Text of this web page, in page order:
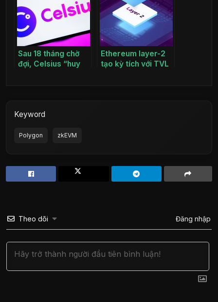
Sau 18 tháng chờ
đợi, Celsius “huy
Ethereum layer-2
tạo kỳ tích với TVL
Keyword
Polygon zkEVM
Theo dõi Đăng nhập